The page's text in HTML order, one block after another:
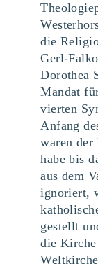
die
Gerl-
Dorothea
Mandat
vierten
Anfang
waren der
habe bis
aus dem
ignoriert,
gestellt
die